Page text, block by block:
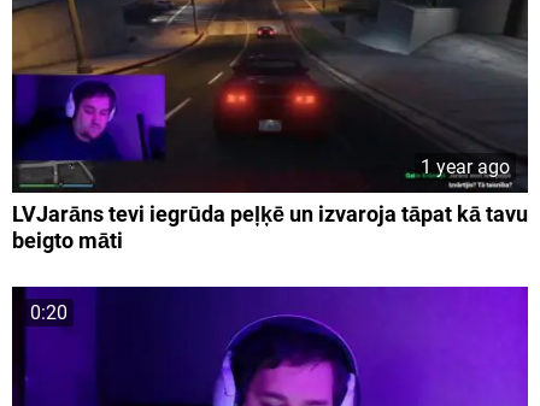
1 year ago
LVJarāns tevi iegrūda peļķē un izvaroja tāpat kā tavu
beigto māti
0:20